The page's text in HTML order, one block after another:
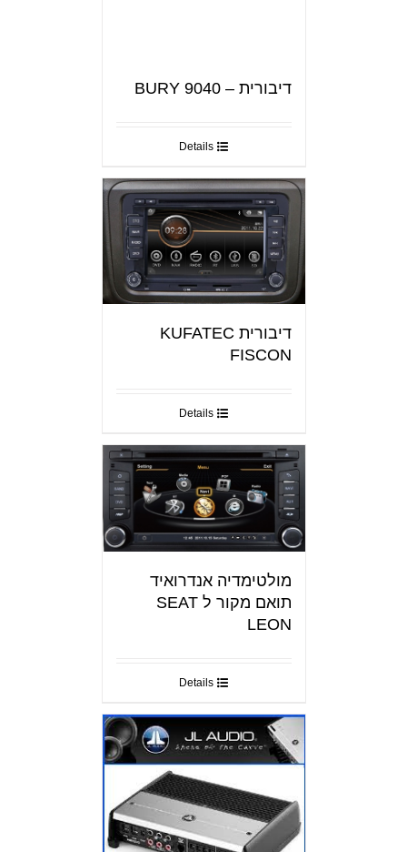
דיבורית – BURY 9040
Details
דיבורית KUFATEC
FISCON
Details
מולטימדיה אנדרואיד
תואם מקור ל SEAT
LEON
Details